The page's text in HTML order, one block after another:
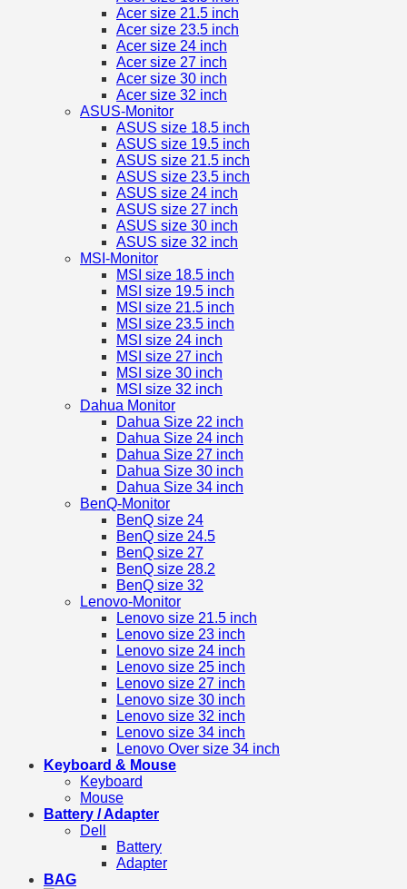
Acer size 21.5 inch
Acer size 23.5 inch
Acer size 24 inch
Acer size 27 inch
Acer size 30 inch
Acer size 32 inch
ASUS-Monitor
ASUS size 18.5 inch
ASUS size 19.5 inch
ASUS size 21.5 inch
ASUS size 23.5 inch
ASUS size 24 inch
ASUS size 27 inch
ASUS size 30 inch
ASUS size 32 inch
MSI-Monitor
MSI size 18.5 inch
MSI size 19.5 inch
MSI size 21.5 inch
MSI size 23.5 inch
MSI size 24 inch
MSI size 27 inch
MSI size 30 inch
MSI size 32 inch
Dahua Monitor
Dahua Size 22 inch
Dahua Size 24 inch
Dahua Size 27 inch
Dahua Size 30 inch
Dahua Size 34 inch
BenQ-Monitor
BenQ size 24
BenQ size 24.5
BenQ size 27
BenQ size 28.2
BenQ size 32
Lenovo-Monitor
Lenovo size 21.5 inch
Lenovo size 23 inch
Lenovo size 24 inch
Lenovo size 25 inch
Lenovo size 27 inch
Lenovo size 30 inch
Lenovo size 32 inch
Lenovo size 34 inch
Lenovo Over size 34 inch
Keyboard & Mouse
Keyboard
Mouse
Battery / Adapter
Dell
Battery
Adapter
BAG